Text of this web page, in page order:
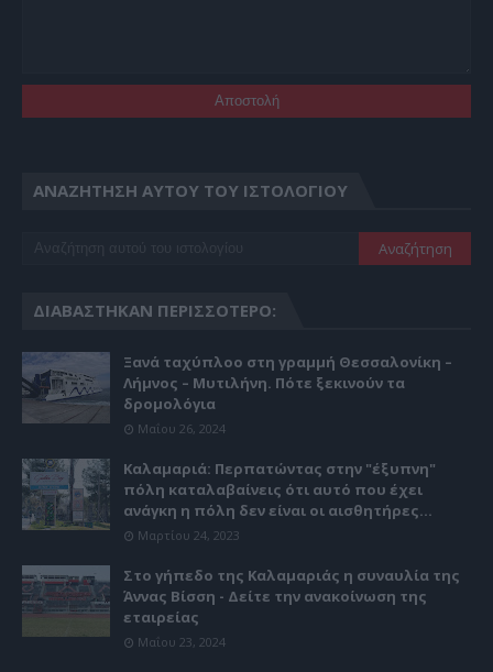
ΑΝΑΖΉΤΗΣΗ ΑΥΤΟΎ ΤΟΥ ΙΣΤΟΛΟΓΊΟΥ
ΔΙΑΒΆΣΤΗΚΑΝ ΠΕΡΙΣΣΌΤΕΡΟ:
Ξανά ταχύπλοο στη γραμμή Θεσσαλονίκη –
Λήμνος – Μυτιλήνη. Πότε ξεκινούν τα
δρομολόγια
Μαΐου 26, 2024
Καλαμαριά: Περπατώντας στην "έξυπνη"
πόλη καταλαβαίνεις ότι αυτό που έχει
ανάγκη η πόλη δεν είναι οι αισθητήρες...
Μαρτίου 24, 2023
Στο γήπεδο της Καλαμαριάς η συναυλία της
Άννας Βίσση - Δείτε την ανακοίνωση της
εταιρείας
Μαΐου 23, 2024